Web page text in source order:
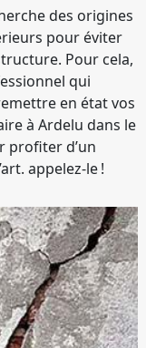
des origines
pour éviter
Pour cela,
qui
en état vos
à Ardelu dans le
profiter d’un
appelez-le !